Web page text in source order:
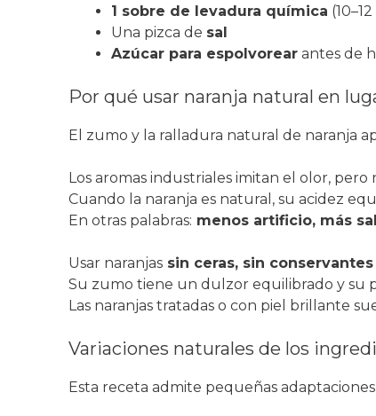
1 sobre de levadura química
Una pizca de sal
Azúcar para espolvorear antes de
Por qué usar naranja natural en
El zumo y la ralladura natural de naranja
Los aromas industriales imitan el olor,
Cuando la naranja es natural, su acidez
En otras palabras: menos artificio, más
Usar naranjas sin ceras, sin
Su zumo tiene un dulzor equilibrado y su
Las naranjas tratadas o con piel brillante
Variaciones naturales de los
Esta receta admite pequeñas